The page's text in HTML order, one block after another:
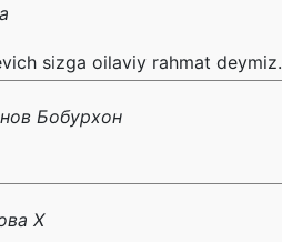
sizga oilaviy rahmat
Бобурхон
Х